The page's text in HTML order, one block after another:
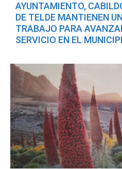
AYUNTAMIENTO,
DE TELDE MANTIENEN
TRABAJO PARA
SERVICIO EN EL